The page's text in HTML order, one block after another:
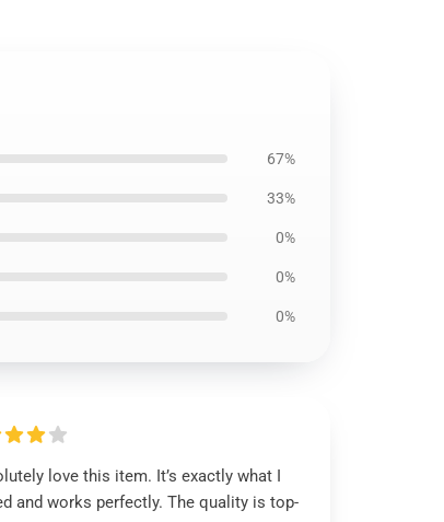
67%
33%
0%
0%
0%
love this item. It’s exactly what I
and works perfectly. The quality is top-